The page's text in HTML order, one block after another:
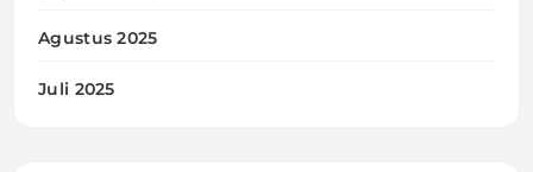
Agustus 2025
Juli 2025